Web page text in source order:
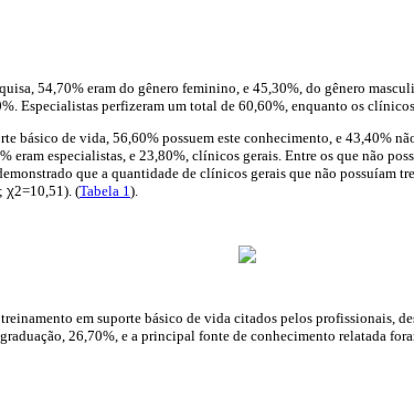
54,70% eram do gênero feminino, e 45,30%, do gênero
Especialistas perfizeram um total de 60,60%, enquanto os
básico de vida, 56,60% possuem este conhecimento, e 43,40%
eram especialistas, e 23,80%, clínicos gerais. Entre os que não
que a quantidade de clínicos gerais que não possuíam
χ2=10,51). (Tabela 1 ).
em suporte básico de vida citados pelos profissionais,
26,70%, e a principal fonte de conhecimento relatada